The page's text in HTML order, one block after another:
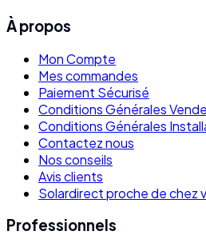
À propos
Mon Compte
Mes commandes
Paiement Sécurisé
Conditions Générales
Conditions Générales
Contactez nous
Nos conseils
Avis clients
Solardirect proche de chez
Professionnels